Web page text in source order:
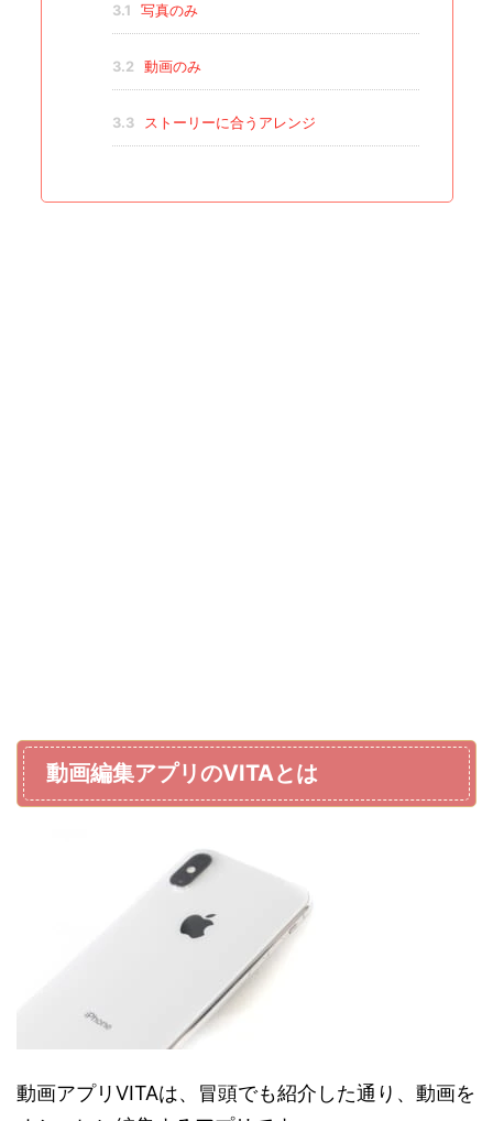
3.1 写真のみ
3.2 動画のみ
3.3 ストーリーに合うアレンジ
動画編集アプリのVITAとは
動画アプリVITAは、冒頭でも紹介した通り、動画を